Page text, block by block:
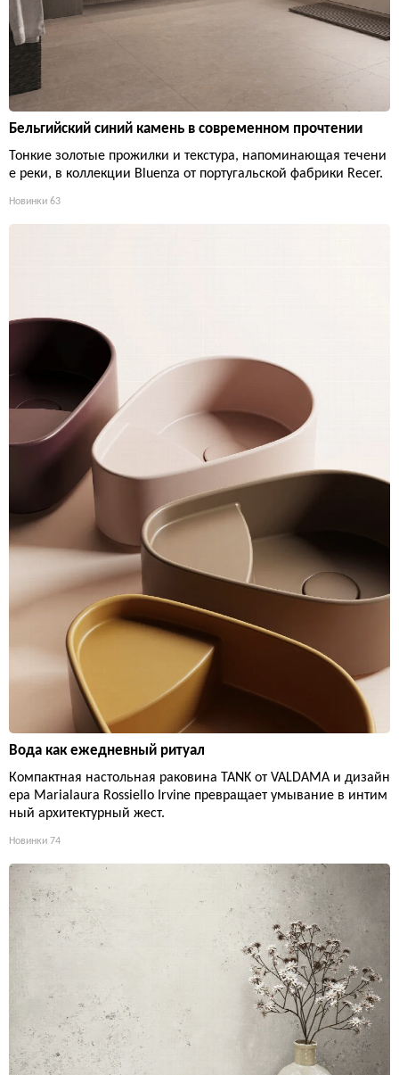
Бельгийский синий камень в современном прочтении
Тонкие золотые прожилки и текстура, напоминающая течени
е реки, в коллекции Bluenza от португальской фабрики Recer.
Новинки 63
Вода как ежедневный ритуал
Компактная настольная раковина TANK от VALDAMA и дизайн
ера Marialaura Rossiello Irvine превращает умывание в интим
ный архитектурный жест.
Новинки 74